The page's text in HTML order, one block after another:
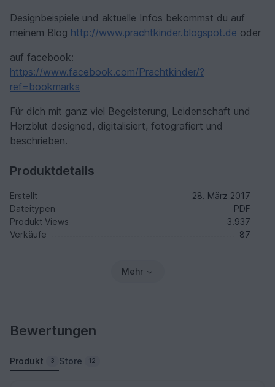
Designbeispiele und aktuelle Infos bekommst du auf
meinem Blog http://www.prachtkinder.blogspot.de oder
auf facebook:
https://www.facebook.com/Prachtkinder/?
ref=bookmarks
Für dich mit ganz viel Begeisterung, Leidenschaft und
Herzblut designed, digitalisiert, fotografiert und
beschrieben.
Produktdetails
Erstellt
28. März 2017
Dateitypen
PDF
Produkt Views
3.937
Verkäufe
87
Mehr
Bewertungen
Produkt 3 Store 12